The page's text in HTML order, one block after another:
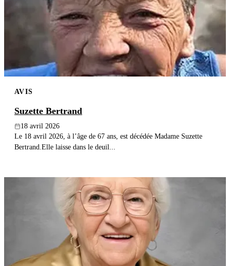
AVIS
Suzette Bertrand
18 avril 2026
Le 18 avril 2026, à l’âge de 67 ans, est décédée Madame Suzette
Bertrand.Elle laisse dans le deuil...